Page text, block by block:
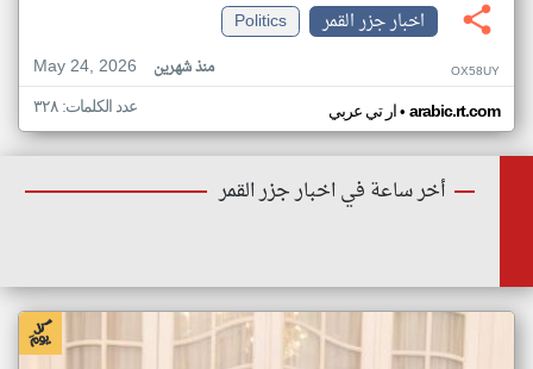
اخبار جزر القمر
Politics
May 24, 2026
منذ شهرين OX58UY
ار تي عربي• arabic.rt.com عدد الكلمات: ٣٢٨
أخر ساعة في اخبار جزر القمر